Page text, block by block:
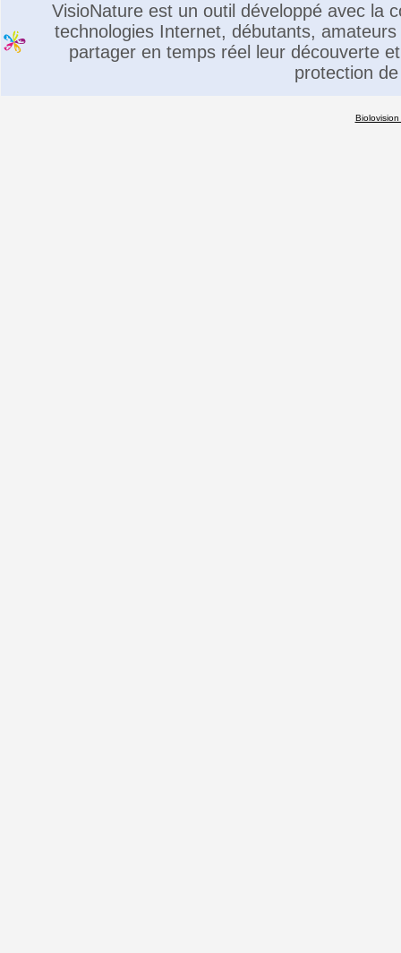
VisioNature est un outil développé avec la
technologies Internet, débutants,
partager en temps réel leur découverte
protection
Biolovision